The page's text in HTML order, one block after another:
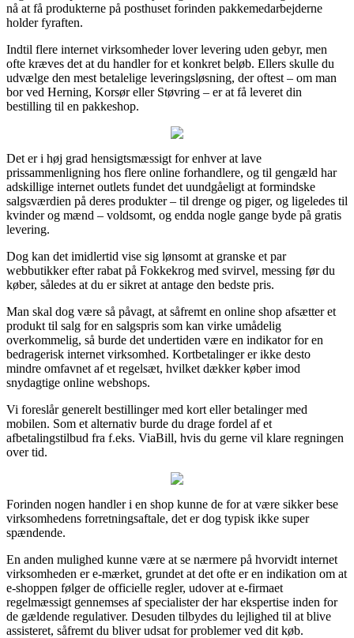
nå at få produkterne på posthuset forinden pakkemedarbejderne
holder fyraften.
Indtil flere internet virksomheder lover levering uden gebyr, men
ofte kræves det at du handler for et konkret beløb. Ellers skulle du
udvælge den mest betalelige leveringsløsning, der oftest – om man
bor ved Herning, Korsør eller Støvring – er at få leveret din
bestilling til en pakkeshop.
Det er i høj grad hensigtsmæssigt for enhver at lave
prissammenligning hos flere online forhandlere, og til gengæld har
adskillige internet outlets fundet det uundgåeligt at formindske
salgsværdien på deres produkter – til drenge og piger, og ligeledes til
kvinder og mænd – voldsomt, og endda nogle gange byde på gratis
levering.
Dog kan det imidlertid vise sig lønsomt at granske et par
webbutikker efter rabat på Fokkekrog med svirvel, messing før du
køber, således at du er sikret at antage den bedste pris.
Man skal dog være så påvagt, at såfremt en online shop afsætter et
produkt til salg for en salgspris som kan virke umådelig
overkommelig, så burde det undertiden være en indikator for en
bedragerisk internet virksomhed. Kortbetalinger er ikke desto
mindre omfavnet af et regelsæt, hvilket dækker køber imod
snydagtige online webshops.
Vi foreslår generelt bestillinger med kort eller betalinger med
mobilen. Som et alternativ burde du drage fordel af et
afbetalingstilbud fra f.eks. ViaBill, hvis du gerne vil klare regningen
over tid.
Forinden nogen handler i en shop kunne de for at være sikker bese
virksomhedens forretningsaftale, det er dog typisk ikke super
spændende.
En anden mulighed kunne være at se nærmere på hvorvidt internet
virksomheden er e-mærket, grundet at det ofte er en indikation om at
e-shoppen følger de officielle regler, udover at e-firmaet
regelmæssigt gennemses af specialister der har ekspertise inden for
de gældende regulativer. Desuden tilbydes du lejlighed til at blive
assisteret, såfremt du bliver udsat for problemer ved dit køb.